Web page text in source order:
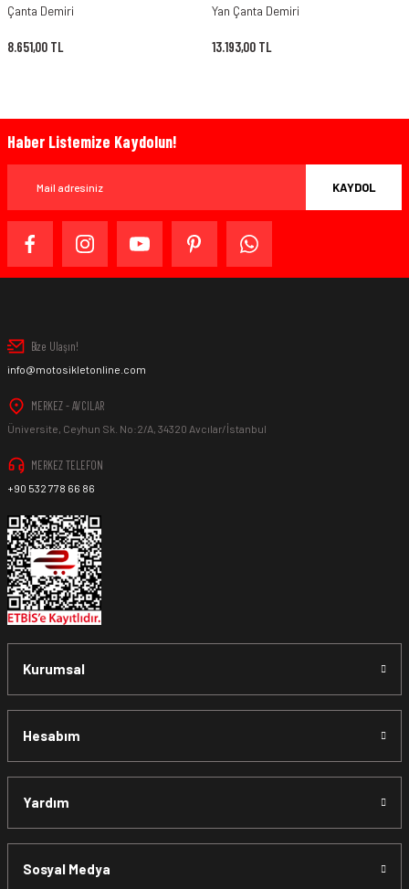
Çanta Demiri
8.651,00 TL
Yan Çanta Demiri
13.193,00 TL
Haber Listemize Kaydolun!
KAYDOL
Bize Ulaşın!
info@motosikletonline.com
MERKEZ - AVCILAR
Üniversite, Ceyhun Sk. No:2/A, 34320 Avcılar/İstanbul
MERKEZ TELEFON
+90 532 778 66 86
Kurumsal
Hesabım
Yardım
Sosyal Medya